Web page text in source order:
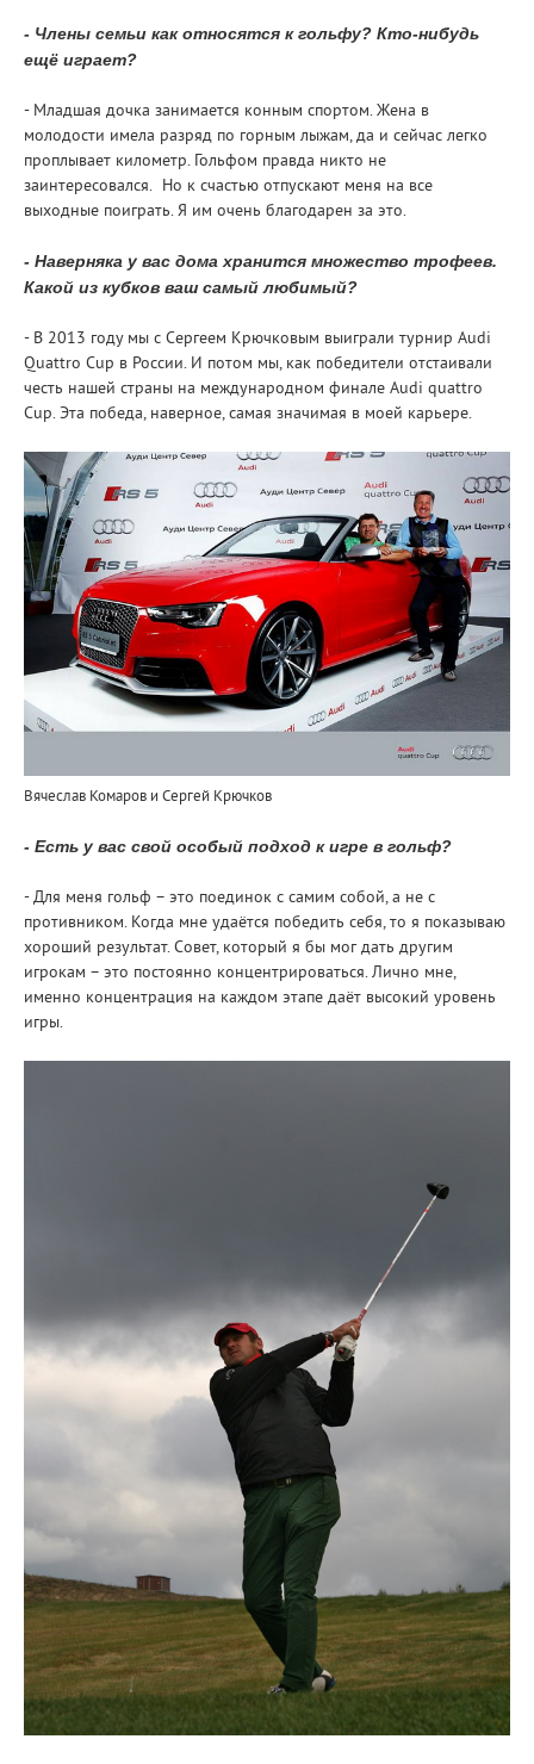
- Члены семьи как относятся к гольфу? Кто-нибудь
ещё играет?
- Младшая дочка занимается конным спортом. Жена в
молодости имела разряд по горным лыжам, да и сейчас легко
проплывает километр. Гольфом правда никто не
заинтересовался. Но к счастью отпускают меня на все
выходные поиграть. Я им очень благодарен за это.
- Наверняка у вас дома хранится множество трофеев.
Какой из кубков ваш самый любимый?
- В 2013 году мы с Сергеем Крючковым выиграли турнир Audi
Quattro Cup в России. И потом мы, как победители отстаивали
честь нашей страны на международном финале Audi quattro
Cup. Эта победа, наверное, самая значимая в моей карьере.
Вячеслав Комаров и Сергей Крючков
- Есть у вас свой особый подход к игре в гольф?
- Для меня гольф – это поединок с самим собой, а не с
противником. Когда мне удаётся победить себя, то я показываю
хороший результат. Совет, который я бы мог дать другим
игрокам – это постоянно концентрироваться. Лично мне,
именно концентрация на каждом этапе даёт высокий уровень
игры.